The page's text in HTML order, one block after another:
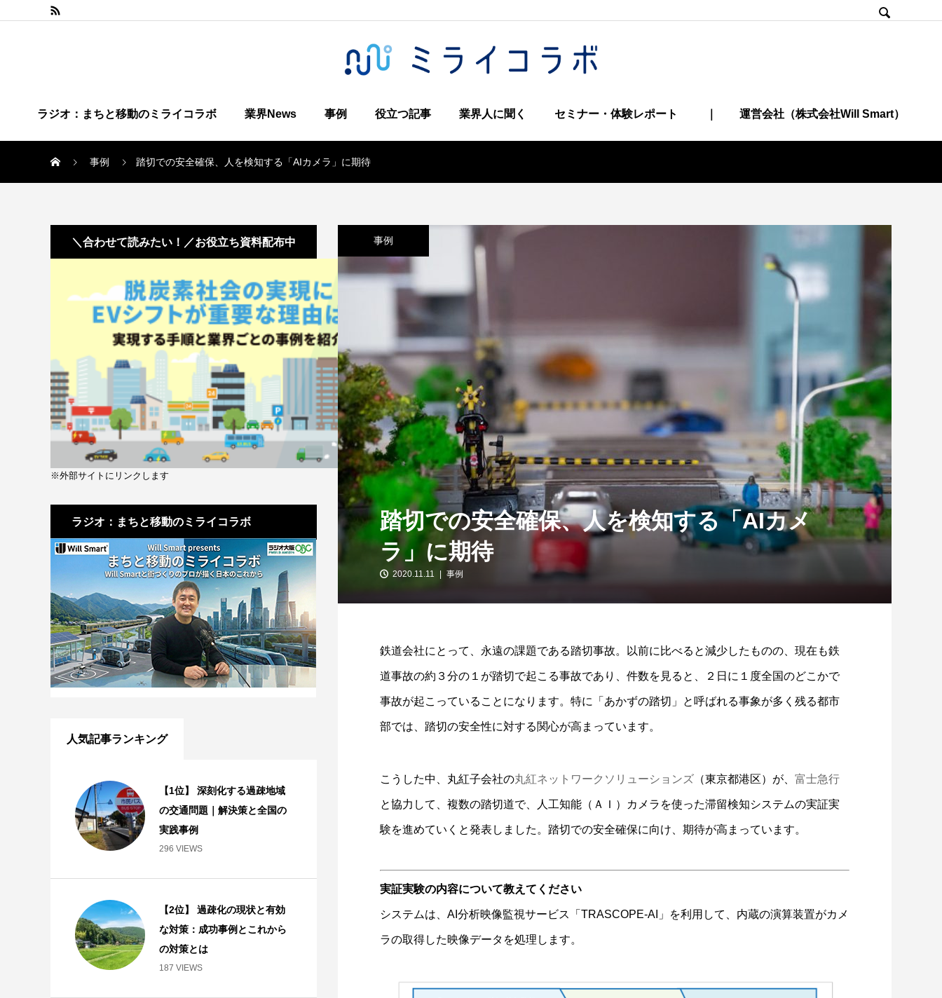

ラジオ：まちと移動のミライコラボ 業界News 事例 役立つ記事 業界人に聞く セミナー・体験レポート ｜ 運営会社（株式会社Will Smart）
事例 踏切での安全確保、人を検知する「AIカメラ」に期待
事例
踏切での安全確保、人を検知する「AIカメ
ラ」に期待
2020.11.11 事例
鉄道会社にとって、永遠の課題である踏切事故。以前に比べると減少したものの、現在も鉄
道事故の約３分の１が踏切で起こる事故であり、件数を見ると、２日に１度全国のどこかで
事故が起こっていることになります。特に「あかずの踏切」と呼ばれる事象が多く残る都市
部では、踏切の安全性に対する関心が高まっています。
こうした中、丸紅子会社の丸紅ネットワークソリューションズ （東京都港区）が、富士急行
と協力して、複数の踏切道で、人工知能（ＡＩ）カメラを使った滞留検知システムの実証実
験を進めていくと発表しました。踏切での安全確保に向け、期待が高まっています。
実証実験の内容について教えてください
システムは、AI分析映像監視サービス「TRASCOPE-AI」を利用して、内蔵の演算装置がカメ
ラの取得した映像データを処理します。
＼合わせて読みたい！／お役立ち資料配布中
※外部サイトにリンクします
ラジオ：まちと移動のミライコラボ
人気記事ランキング
【1位】 深刻化する過疎地域
の交通問題｜解決策と全国の
実践事例
296 VIEWS
【2位】 過疎化の現状と有効
な対策：成功事例とこれから
の対策とは
187 VIEWS